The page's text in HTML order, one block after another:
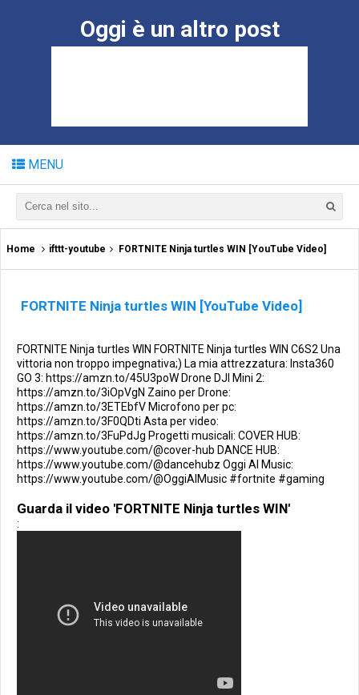
Oggi è un altro post
MENU
Home ifttt-youtube FORTNITE Ninja turtles WIN [YouTube Video]
FORTNITE Ninja turtles WIN [YouTube Video]
FORTNITE Ninja turtles WIN FORTNITE Ninja turtles WIN C6S2 Una
vittoria non troppo impegnativa;) La mia attrezzatura: Insta360
GO 3: https://amzn.to/45U3poW Drone DJI Mini 2:
https://amzn.to/3iOpVgN Zaino per Drone:
https://amzn.to/3ETEbfV Microfono per pc:
https://amzn.to/3F0QDti Asta per video:
https://amzn.to/3FuPdJg Progetti musicali: COVER HUB:
https://www.youtube.com/@cover-hub DANCE HUB:
https://www.youtube.com/@dancehubz Oggi AI Music:
https://www.youtube.com/@OggiAIMusic #fortnite #gaming
Guarda il video 'FORTNITE Ninja turtles WIN'
: